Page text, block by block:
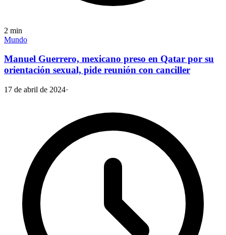
2 min
Mundo
Manuel Guerrero, mexicano preso en Qatar por su
orientación sexual, pide reunión con canciller
17 de abril de 2024·